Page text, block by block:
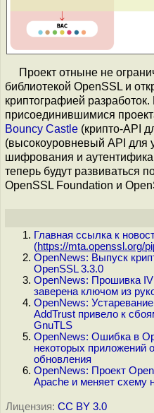
Проект отныне не
библиотекой OpenSSL и
криптографией
присоединившимися
Bouncy Castle (крипто-API
(высокоуровневый API для
шифрования и
теперь будут развиваться
OpenSSL Foundation и
Главная ссылка к
(https://mta.openssl.org/
OpenNews: Выпуск
OpenSSL 3.3.0
OpenNews: Прошивка
заверена ключом из
OpenNews:
AddTrust привело к
GnuTLS
OpenNews: Ошибка в
некоторых приложений
обновления
OpenNews: Проект
Apache и меняет схему
Лицензия: CC BY 3.0